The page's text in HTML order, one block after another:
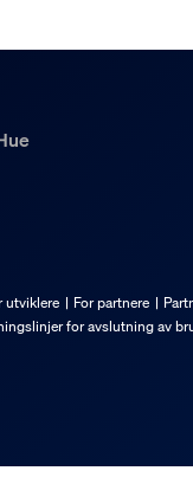
utviklere For partnere
for avslutning av